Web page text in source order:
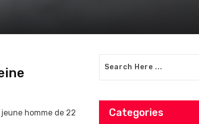
homme de 22
Categories